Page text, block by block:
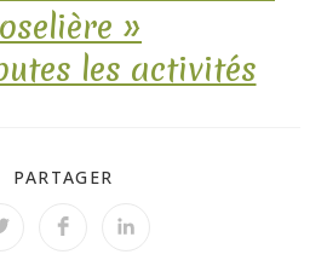
»
les activités
PARTAGER